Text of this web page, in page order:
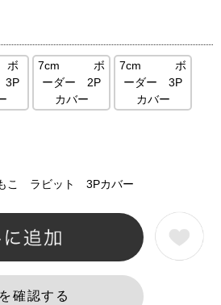
ボ
3P
7cm ボ
ーダー 2P
カバー
7cm ボ
ーダー 3P
カバー
こ ラビット 3Pカバー